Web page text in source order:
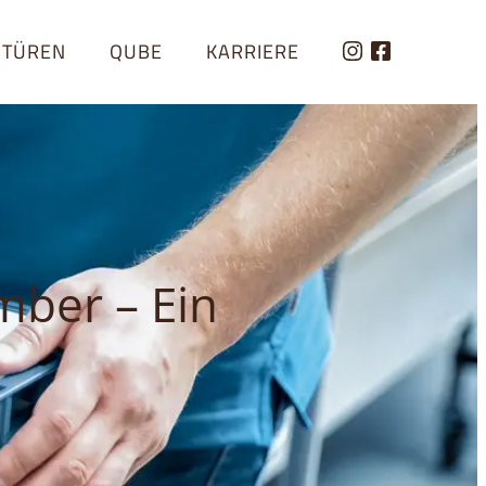
QUALITÄTSMANAGEMENT
QUBE KARRIERE
– Ein